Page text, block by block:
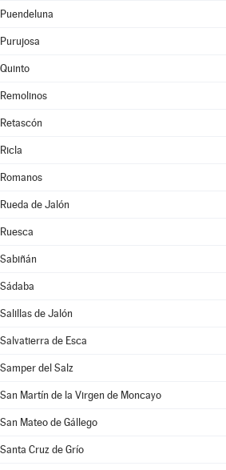
Puendeluna
Purujosa
Quinto
Remolinos
Retascón
Ricla
Romanos
Rueda de Jalón
Ruesca
Sabiñán
Sádaba
Salillas de Jalón
Salvatierra de Esca
Samper del Salz
San Martín de la Virgen de Moncayo
San Mateo de Gállego
Santa Cruz de Grío